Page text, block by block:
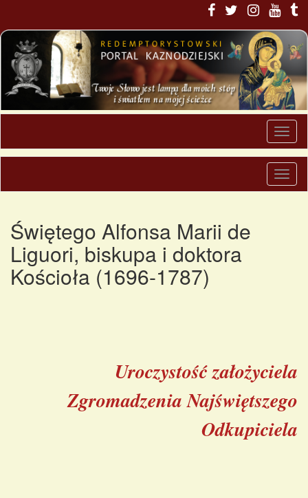
Świętego Alfonsa Marii de
Liguori, biskupa i doktora
Kościoła (1696-1787)
Uroczystość założyciela
Zgromadzenia Najświętszego
Odkupiciela